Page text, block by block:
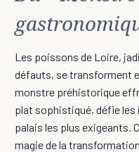
Les poissons de Loire,
défauts, se transforment
monstre préhistorique
plat sophistiqué, défie les
palais les plus exigeants.
magie de la